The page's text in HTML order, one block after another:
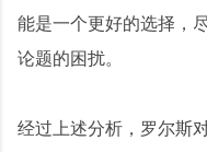
能是一个更好的选择，
论题的困扰。
经过上述分析，罗尔斯